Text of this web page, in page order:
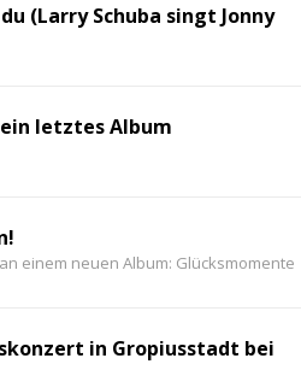
(Larry Schuba singt Jonny
ein letztes Album
einem neuen Album: Glücksmomente
in Gropiusstadt bei